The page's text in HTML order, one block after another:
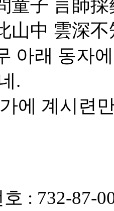
童子 言師採
山中 雲深
아래 동자
.
에 계시련
: 732-87-